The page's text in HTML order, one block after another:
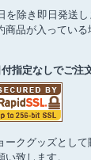
を除き即日発送
品が入ってい
指定なしでご注
ークグッズとし
致します。